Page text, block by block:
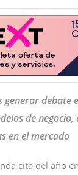
generar debate
de negocio,
en el mercado
cita del año